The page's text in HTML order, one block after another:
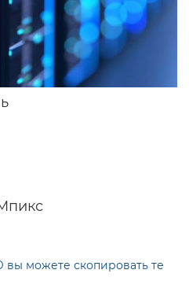
можете скопировать те